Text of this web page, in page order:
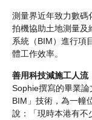
測量界近年致力數碼
拍機協助土地測量及
系統（BIM）進行項
體工作效率。
善用科技減施工人流
Sophie撰寫的畢業
BIM」技術，為一幢
說：「現時本港有不